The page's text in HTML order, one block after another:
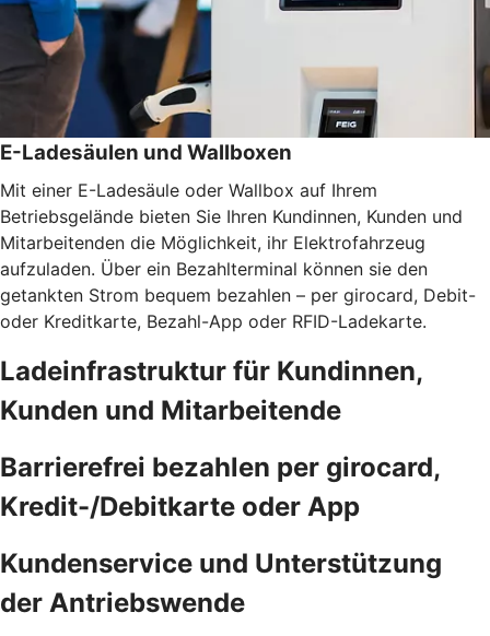
E-Ladesäulen und Wallboxen
Mit einer E-Ladesäule oder Wallbox auf Ihrem
Betriebsgelände bieten Sie Ihren Kundinnen, Kunden und
Mitarbeitenden die Möglichkeit, ihr Elektrofahrzeug
aufzuladen. Über ein Bezahlterminal können sie den
getankten Strom bequem bezahlen – per girocard, Debit-
oder Kreditkarte, Bezahl-App oder RFID-Ladekarte.
Ladeinfrastruktur für Kundinnen,
Kunden und Mitarbeitende
Barrierefrei bezahlen per girocard,
Kredit-/Debitkarte oder App
Kundenservice und Unterstützung
der Antriebswende